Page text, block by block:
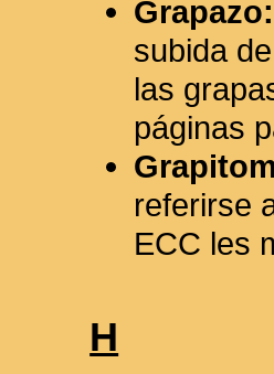
Grapazo:
subida
las
páginas
referirse
ECC les
H